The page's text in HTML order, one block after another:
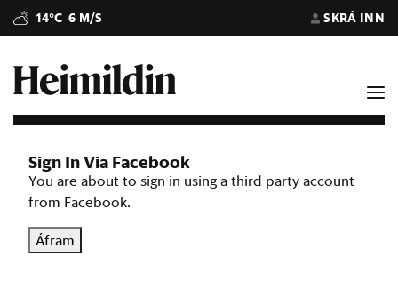
14°C 6 M/S SKRÁ INN
Sign In Via Facebook
You are about to sign in using a third party account
from Facebook.
Áfram